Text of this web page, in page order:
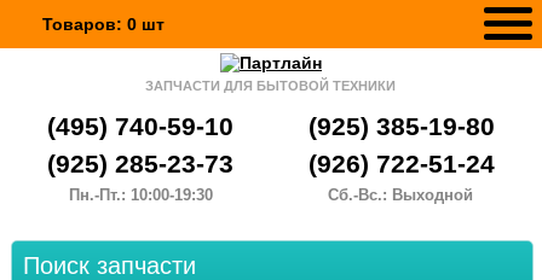
Товаров: 0 шт
ЗАПЧАСТИ ДЛЯ БЫТОВОЙ ТЕХНИКИ
(495) 740-59-10
(925) 385-19-80
(925) 285-23-73
(926) 722-51-24
Пн.-Пт.: 10:00-19:30 Сб.-Вс.: Выходной
Поиск запчасти